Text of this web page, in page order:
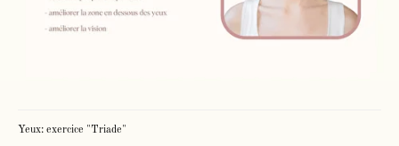
Yeux: exercice "Triade"